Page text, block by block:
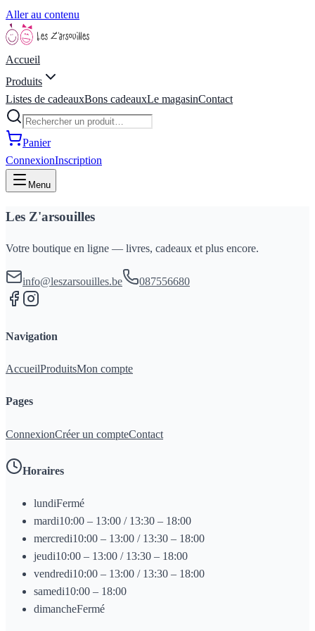
Aller au contenu
Accueil
Produits
Listes de cadeauxBons cadeauxLe magasinContact
Panier
ConnexionInscription
Menu
Les Z'arsouilles
Votre boutique en ligne — livres, cadeaux et plus encore.
info@leszarsouilles.be 087556680
Navigation
AccueilProduitsMon compte
Pages
ConnexionCréer un compteContact
Horaires
lundiFermé
mardi10:00 – 13:00 / 13:30 – 18:00
mercredi10:00 – 13:00 / 13:30 – 18:00
jeudi10:00 – 13:00 / 13:30 – 18:00
vendredi10:00 – 13:00 / 13:30 – 18:00
samedi10:00 – 18:00
dimancheFermé